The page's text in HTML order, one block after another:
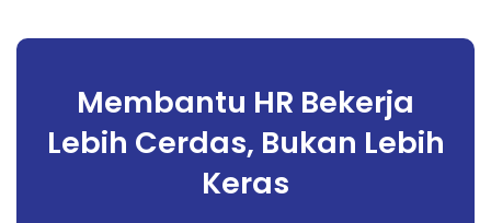
Membantu HR Bekerja
Lebih Cerdas, Bukan Lebih
Keras